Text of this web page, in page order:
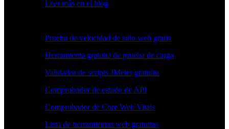
Leer más en el blog
Prueba de velocidad de sitio web gratis
Herramienta gratuita de prueba de carga
Validador de scripts JMeter gratuito
Comprobador de estado de API
Comprobador de Core Web Vitals
Lista de herramientas web gratuitas